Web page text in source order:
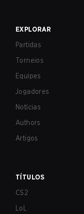
EXPLORAR
Partidas
Torneios
Equipes
Jogadores
Notícias
Authors
Artigos
TÍTULOS
CS2
LoL